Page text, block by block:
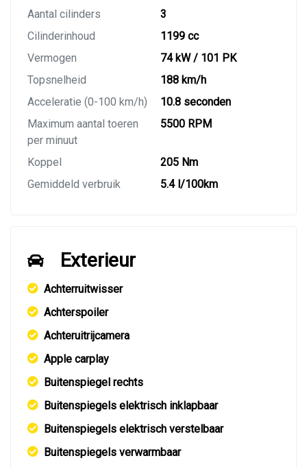
Aantal cilinders
3
Cilinderinhoud
1199 cc
Vermogen
74 kW / 101 PK
Topsnelheid
188 km/h
Acceleratie (0-100 km/h)
10.8 seconden
Maximum aantal toeren
per minuut
5500 RPM
Koppel
205 Nm
Gemiddeld verbruik
5.4 l/100km
Exterieur
Achterruitwisser
Achterspoiler
Achteruitrijcamera
Apple carplay
Buitenspiegel rechts
Buitenspiegels elektrisch inklapbaar
Buitenspiegels elektrisch verstelbaar
Buitenspiegels verwarmbaar